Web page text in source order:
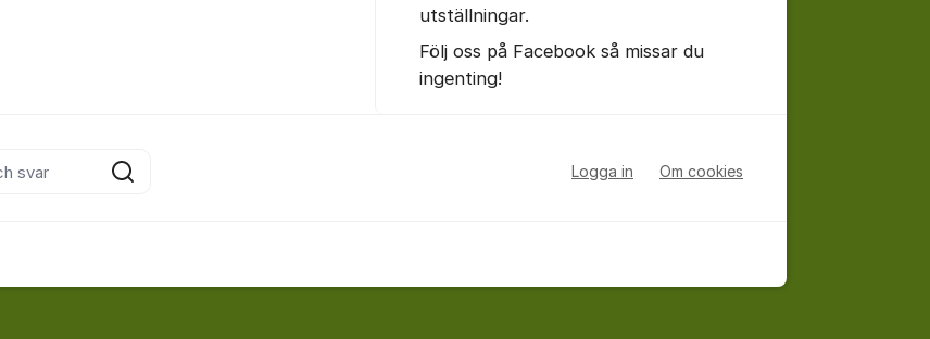
utställningar.
Följ oss på Facebook så missar du
ingenting!
Sök Logga in Om cookies